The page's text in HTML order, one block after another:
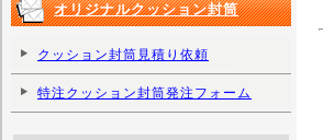
オリジナルクッション封筒
クッション封筒見積り依頼
特注クッション封筒発注フォーム